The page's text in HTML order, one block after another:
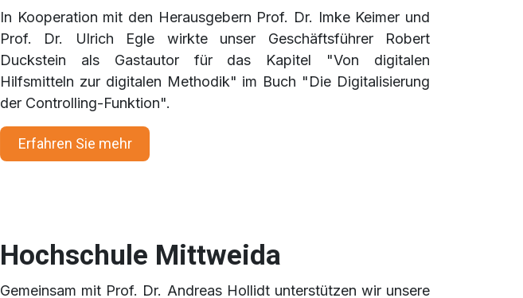
In Kooperation mit den Herausgebern Prof. Dr. Imke Keimer und
Prof. Dr. Ulrich Egle wirkte unser Geschäftsführer Robert
Duckstein als Gastautor für das Kapitel "Von digitalen
Hilfsmitteln zur digitalen Methodik" im Buch "Die Digitalisierung
der Controlling-Funktion".
Erfahren Sie mehr
Hochschule Mittweida
Gemeinsam mit Prof. Dr. Andreas Hollidt unterstützen wir unsere